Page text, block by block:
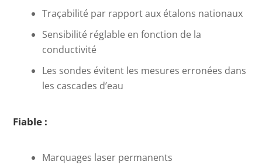
Traçabilité par rapport aux étalons nationaux
Sensibilité réglable en fonction de la
conductivité
Les sondes évitent les mesures erronées dans
les cascades d’eau
Fiable :
Marquages laser permanents